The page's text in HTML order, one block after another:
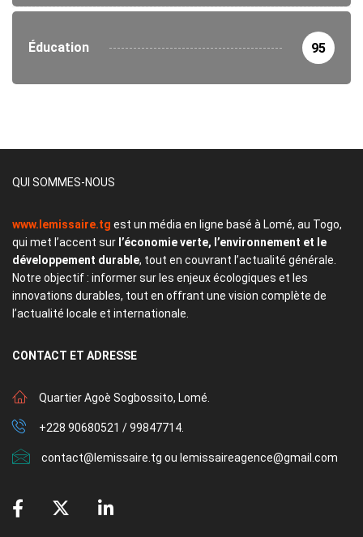
Éducation 95
QUI SOMMES-NOUS
www.lemissaire.tg est un média en ligne basé à Lomé, au Togo,
qui met l’accent sur l’économie verte, l’environnement et le
développement durable, tout en couvrant l’actualité générale.
Notre objectif : informer sur les enjeux écologiques et les
innovations durables, tout en offrant une vision complète de
l’actualité locale et internationale.
CONTACT ET ADRESSE
Quartier Agoè Sogbossito, Lomé.
+228 90680521 / 99847714.
contact@lemissaire.tg ou lemissaireagence@gmail.com